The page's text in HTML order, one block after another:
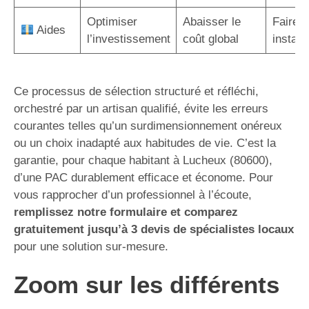
Aides
Optimiser
l’investissement
Abaisser le
coût global
Faire
Ce processus de sélection structuré et réfléchi,
orchestré par un artisan qualifié, évite les erreurs
courantes telles qu’un surdimensionnement onéreux
ou un choix inadapté aux habitudes de vie. C’est la
garantie, pour chaque habitant à Lucheux (80600),
d’une PAC durablement efficace et économe. Pour
vous rapprocher d’un professionnel à l’écoute,
remplissez notre formulaire et comparez
gratuitement jusqu’à 3 devis de spécialistes locaux
pour une solution sur-mesure.
Zoom sur les différents